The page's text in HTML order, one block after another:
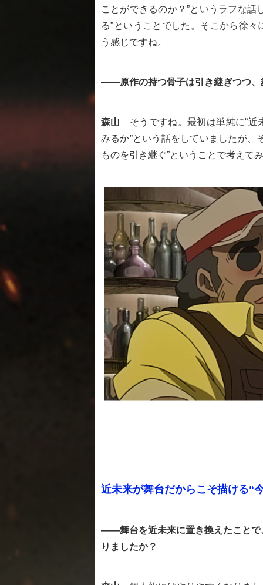
ことができるのか？”というラフな
る”ということでした。そこから徐
う感じですね。
――原作の持つ骨子は引き継ぎつつ、
森山
そうですね。最初は単純に“
みるか”という話をしていましたが、
ものを引き継ぐ”ということで考えて
近未来が舞台だからこそ描ける“
――舞台を近未来に置き換えたことで
りましたか？